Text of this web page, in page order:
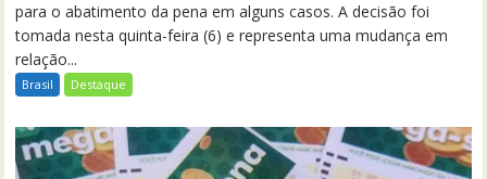
para o abatimento da pena em alguns casos. A decisão foi
tomada nesta quinta-feira (6) e representa uma mudança em
relação...
Brasil Destaque